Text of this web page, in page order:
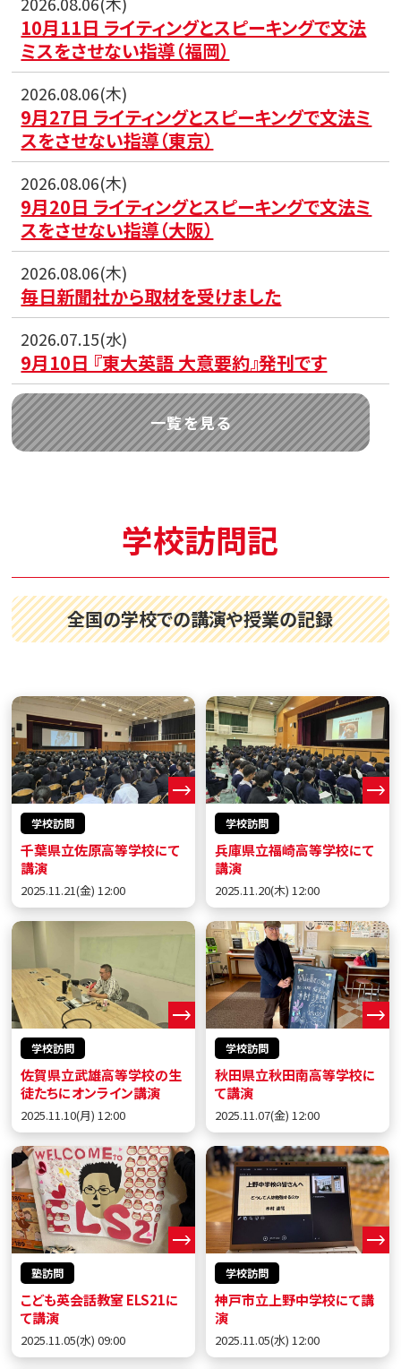
10月11日 ライティングとスピーキングで文法
ミスをさせない指導（福岡）
2026.08.06(木)
9月27日 ライティングとスピーキングで文法ミ
スをさせない指導（東京）
2026.08.06(木)
9月20日 ライティングとスピーキングで文法ミ
スをさせない指導（大阪）
2026.08.06(木)
毎日新聞社から取材を受けました
2026.07.15(水)
9月10日 『東大英語 大意要約』発刊です
一覧を見る
学校訪問記
全国の学校での講演や授業の記録
学校訪問
千葉県立佐原高等学校にて
講演
2025.11.21(金) 12:00
学校訪問
兵庫県立福崎高等学校にて
講演
2025.11.20(木) 12:00
学校訪問
佐賀県立武雄高等学校の生
徒たちにオンライン講演
2025.11.10(月) 12:00
学校訪問
秋田県立秋田南高等学校に
て講演
2025.11.07(金) 12:00
塾訪問
こども英会話教室 ELS21に
て講演
2025.11.05(水) 09:00
学校訪問
神戸市立上野中学校にて講
演
2025.11.05(水) 12:00